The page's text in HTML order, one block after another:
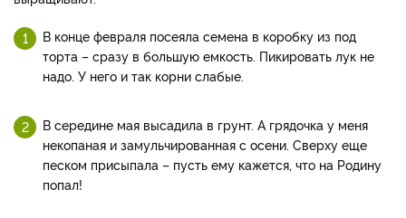
В конце февраля посеяла семена в коробку из под
торта – сразу в большую емкость. Пикировать лук не
надо. У него и так корни слабые.
В середине мая высадила в грунт. А грядочка у меня
некопаная и замульчированная с осени. Сверху еще
песком присыпала – пусть ему кажется, что на Родину
попал!